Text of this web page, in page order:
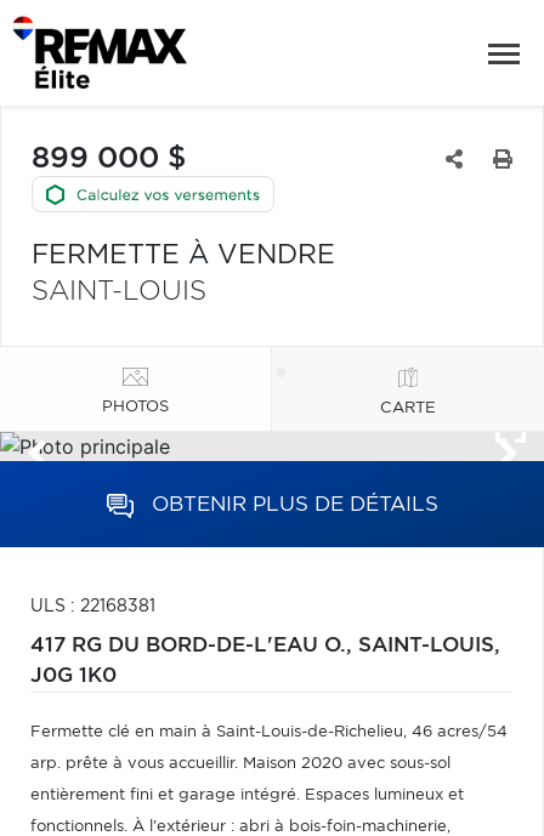
899 000 $
FERMETTE À VENDRE
SAINT-LOUIS
PHOTOS CARTE
OBTENIR PLUS DE DÉTAILS
ULS : 22168381
417 RG DU BORD-DE-L'EAU O., SAINT-LOUIS,
J0G 1K0
Fermette clé en main à Saint-Louis-de-Richelieu, 46 acres/54
arp. prête à vous accueillir. Maison 2020 avec sous-sol
entièrement fini et garage intégré. Espaces lumineux et
fonctionnels. À l'extérieur : abri à bois-foin-machinerie,